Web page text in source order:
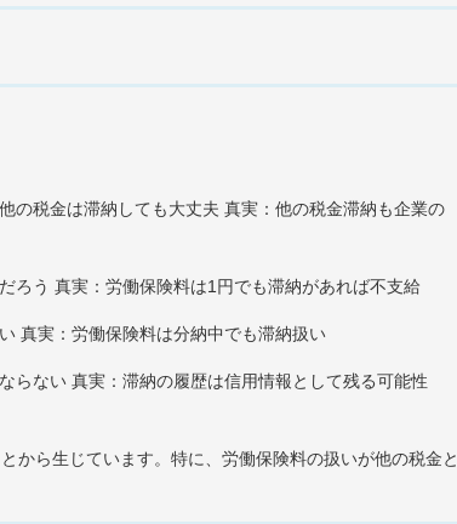
の税金は滞納しても大丈夫 真実：他の税金滞納も企業の
ろう 真実：労働保険料は1円でも滞納があれば不支給
真実：労働保険料は分納中でも滞納扱い
らない 真実：滞納の履歴は信用情報として残る可能性
から生じています。特に、労働保険料の扱いが他の税金と